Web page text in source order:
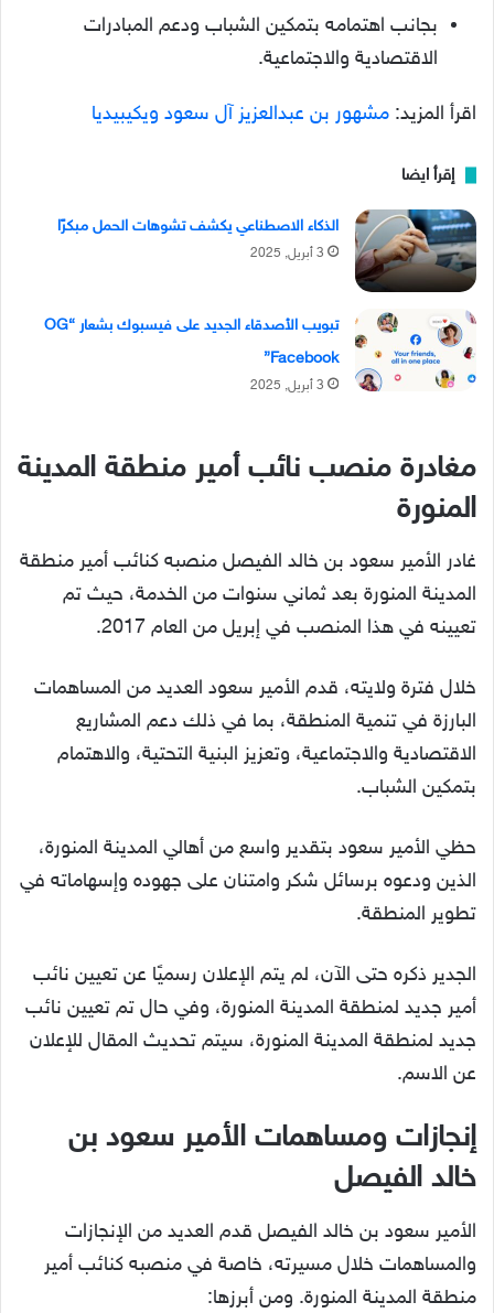
بجانب اهتمامه بتمكين الشباب ودعم المبادرات
الاقتصادية والاجتماعية.
اقرأ المزيد: مشهور بن عبدالعزيز آل سعود ويكيبيديا
إقرأ ايضا
الذكاء الاصطناعي يكشف تشوهات الحمل مبكرًا
3 أبريل, 2025
تبويب الأصدقاء الجديد على فيسبوك بشعار “OG
Facebook”
3 أبريل, 2025
مغادرة منصب نائب أمير منطقة المدينة
المنورة
غادر الأمير سعود بن خالد الفيصل منصبه كنائب أمير منطقة
المدينة المنورة بعد ثماني سنوات من الخدمة، حيث تم
تعيينه في هذا المنصب في إبريل من العام 2017.
خلال فترة ولايته، قدم الأمير سعود العديد من المساهمات
البارزة في تنمية المنطقة، بما في ذلك دعم المشاريع
الاقتصادية والاجتماعية، وتعزيز البنية التحتية، والاهتمام
بتمكين الشباب.
حظي الأمير سعود بتقدير واسع من أهالي المدينة المنورة،
الذين ودعوه برسائل شكر وامتنان على جهوده وإسهاماته في
تطوير المنطقة.
الجدير ذكره حتى الآن، لم يتم الإعلان رسميًا عن تعيين نائب
أمير جديد لمنطقة المدينة المنورة، وفي حال تم تعيين نائب
جديد لمنطقة المدينة المنورة، سيتم تحديث المقال للإعلان
عن الاسم.
إنجازات ومساهمات الأمير سعود بن
خالد الفيصل
الأمير سعود بن خالد الفيصل قدم العديد من الإنجازات
والمساهمات خلال مسيرته، خاصة في منصبه كنائب أمير
منطقة المدينة المنورة. ومن أبرزها: